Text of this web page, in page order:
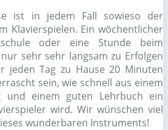
ist in jedem Fall sowieso der
Klavierspielen. Ein wöchentlicher
oder eine Stunde beim
sehr sehr langsam zu Erfolgen
jeden Tag zu Hause 20 Minuten
sein, wie schnell aus einem
und einem guten Lehrbuch ein
wird. Wir wünschen viel
wunderbaren Instruments!